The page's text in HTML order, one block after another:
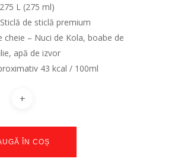
L (275 ml)
de sticlă premium
cheie – Nuci de Kola, boabe de
apă de izvor
43 kcal / 100ml
ÎN COȘ